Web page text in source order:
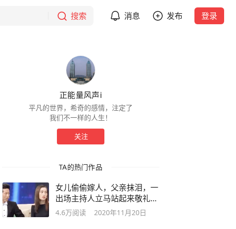
搜索 消息 发布 登录
正能量风声i
平凡的世界，希奇的感情，注定了
我们不一样的人生！
关注
TA的热门作品
女儿偷偷嫁人，父亲抹泪，一
出场主持人立马站起来敬礼，
感动
4.6万阅读 2020年11月20日